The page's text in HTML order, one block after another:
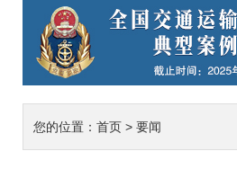
您的位置： 首页 > 要闻